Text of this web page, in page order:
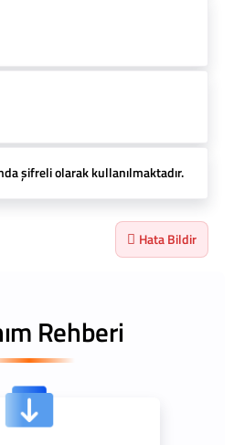
şifreli olarak kullanılmaktadır.
Hata Bildir
Rehberi